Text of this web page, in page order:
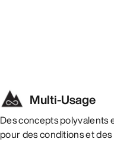
Multi-Usage
Des concepts
pour des conditions et